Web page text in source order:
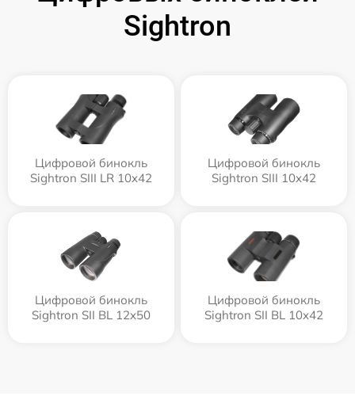
Sightron
Цифровой бинокль
Sightron SIII LR 10x42
Цифровой бинокль
Sightron SIII 10x42
Цифровой бинокль
Sightron SII BL 12x50
Цифровой бинокль
Sightron SII BL 10x42